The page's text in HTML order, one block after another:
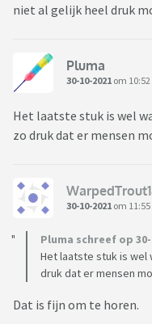
niet al gelijk heel druk
Pluma
30-10-2021 om 10:52
Het laatste stuk is wel
zo druk dat er mensen
30-10-2021 om 11:55
Pluma schreef op 30-
Het laatste stuk is wel
druk dat er mensen
Dat is fijn om te horen.